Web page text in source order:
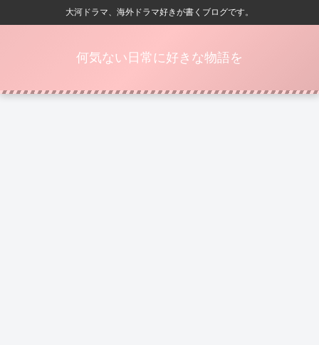
大河ドラマ、海外ドラマ好きが書くブログです。
何気ない日常に好きな物語を